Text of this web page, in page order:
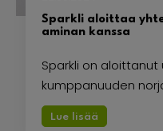
Sparkli aloittaa
aminan kanssa
Sparkli on
kumppanuuden
Lue lisää